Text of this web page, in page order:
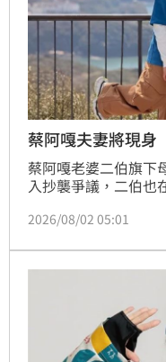
蔡阿嘎夫妻將現
蔡阿嘎老婆二伯旗下
入抄襲爭議，二伯也
前，早已宣布會在兒
蔡佩伶報導
2026/08/02 05:01